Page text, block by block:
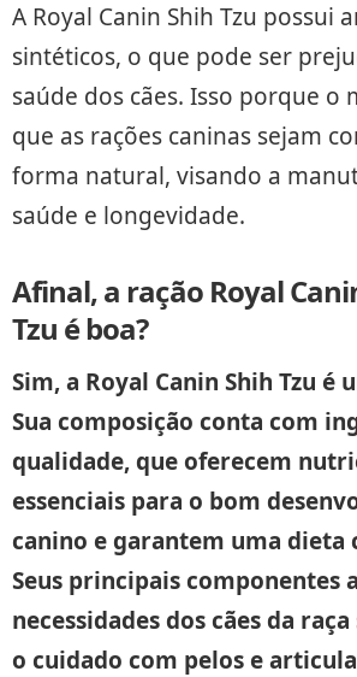
A Royal Canin Shih Tzu possui
sintéticos, o que pode ser
saúde dos cães. Isso porque o
que as rações caninas sejam
forma natural, visando a
saúde e longevidade.
Afinal, a ração Royal
Tzu é boa?
Sim, a Royal Canin Shih Tzu é
Sua composição conta com
qualidade, que oferecem
essenciais para o bom
canino e garantem uma dieta
Seus principais componentes
necessidades dos cães da
o cuidado com pelos e